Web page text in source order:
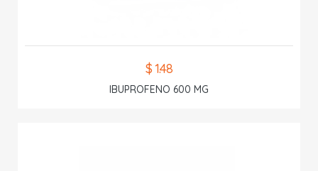
$ 1.48
IBUPROFENO 600 MG